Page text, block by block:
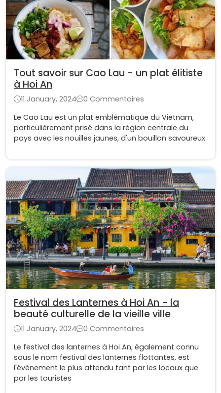
Tout savoir sur Cao Lau - un plat élitiste
à Hoi An
11 January, 2024
0 Commentaires
Le Cao Lau est un plat emblématique du Vietnam,
particulièrement prisé dans la région centrale du
pays avec les nouilles jaunes, d'un bouillon savoureux
Festival des Lanternes à Hoi An - la
beauté culturelle de la vieille ville
11 January, 2024
0 Commentaires
Le festival des lanternes à Hoi An, également connu
sous le nom festival des lanternes flottantes, est
l'événement le plus attendu tant par les locaux que
par les touristes